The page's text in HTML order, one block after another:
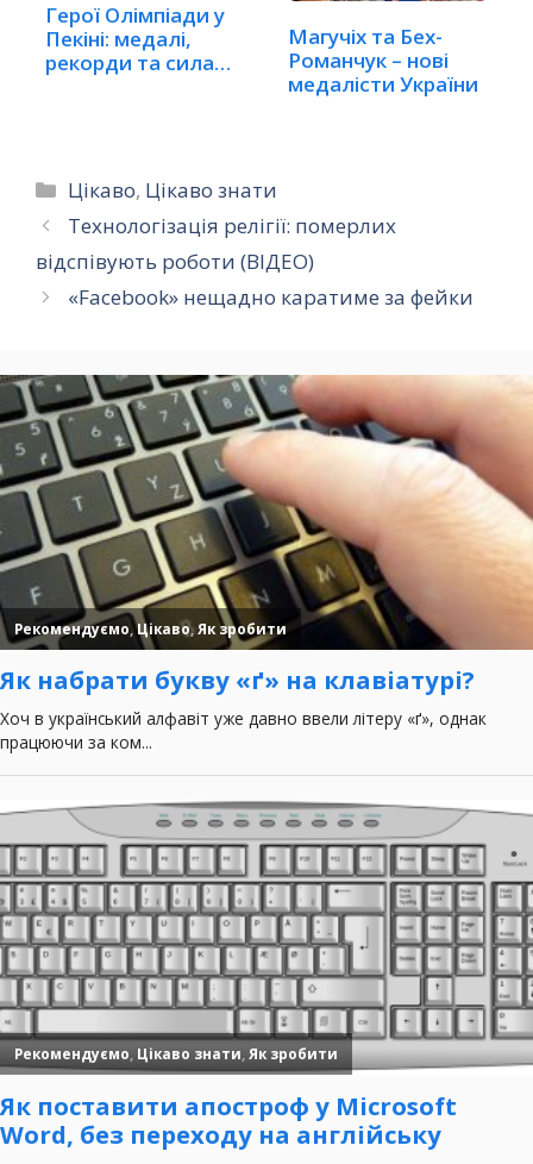
Герої Олімпіади у
Пекіні: медалі,
рекорди та сила
Магучіх та Бех-
Романчук – нові
медалісти України
Категорії
Цікаво, Цікаво знати
Технологізація релігії: померлих
відспівують роботи (ВІДЕО)
«Facebook» нещадно каратиме за фейки